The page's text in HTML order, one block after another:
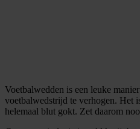
Voetbalwedden is een leuke
voetbalwedstrijd te verhogen. Het
helemaal blut gokt. Zet daarom